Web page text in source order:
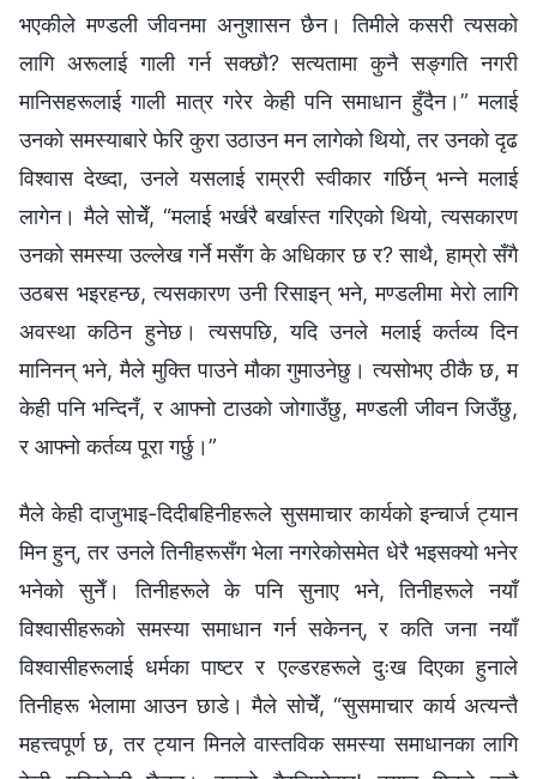
भएकीले मण्डली जीवनमा अनुशासन छैन। तिमीले कसरी त्यसको
लागि अरूलाई गाली गर्न सक्छौ? सत्यतामा कुनै सङ्गति नगरी
मानिसहरूलाई गाली मात्र गरेर केही पनि समाधान हुँदैन।” मलाई
उनको समस्याबारे फेरि कुरा उठाउन मन लागेको थियो, तर उनको दृढ
विश्वास देख्दा, उनले यसलाई राम्ररी स्वीकार गर्छिन् भन्‍ने मलाई
लागेन। मैले सोचेँ, “मलाई भर्खरै बर्खास्त गरिएको थियो, त्यसकारण
उनको समस्या उल्‍लेख गर्ने मसँग के अधिकार छ र? साथै, हाम्रो सँगै
उठबस भइरहन्छ, त्यसकारण उनी रिसाइन् भने, मण्डलीमा मेरो लागि
अवस्था कठिन हुनेछ। त्यसपछि, यदि उनले मलाई कर्तव्य दिन
मानिनन् भने, मैले मुक्ति पाउने मौका गुमाउनेछु। त्यसोभए ठीकै छ, म
केही पनि भन्दिनँ, र आफ्‍नो टाउको जोगाउँछु, मण्डली जीवन जिउँछु,
र आफ्नो कर्तव्य पूरा गर्छु।”
मैले केही दाजुभाइ-दिदीबहिनीहरूले सुसमाचार कार्यको इन्‍चार्ज ट्यान
मिन हुन्, तर उनले तिनीहरूसँग भेला नगरेकोसमेत धेरै भइसक्यो भनेर
भनेको सुनेँ। तिनीहरूले के पनि सुनाए भने, तिनीहरूले नयाँ
विश्‍वासीहरूको समस्या समाधान गर्न सकेनन्, र कति जना नयाँ
विश्‍वासीहरूलाई धर्मका पाष्टर र एल्डरहरूले दुःख दिएका हुनाले
तिनीहरू भेलामा आउन छाडे। मैले सोचेँ, “सुसमाचार कार्य अत्यन्तै
महत्त्वपूर्ण छ, तर ट्यान मिनले वास्तविक समस्या समाधानका लागि